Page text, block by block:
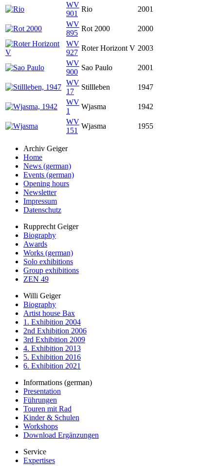
WV
901
Rio
2001
WV
895
Rot 2000
2000
WV
927
Roter Horizont V 2003
WV
900
Sao Paulo
2001
WV
17
Stillleben
1947
WV
1
Wjasma
1942
WV
151
Wjasma 1955
Archiv Geiger
Home
News (german)
Events (german)
Opening hours
Newsletter
Impressum
Datenschutz
Rupprecht Geiger
Biography
Awards
Works (german)
Solo exhibitions
Group exhibitions
ZEN 49
Willi Geiger
Biography
Artist house Bax
1. Exhibition 2004
2nd Exhibition 2006
3rd Exhibition 2009
4. Exhibition 2013
5. Exhibition 2016
6. Exhibition 2021
Informations (german)
Presentation
Führungen
Touren mit Rad
Kinder & Schulen
Workshops
Download Ergänzungen
Service
Expertises